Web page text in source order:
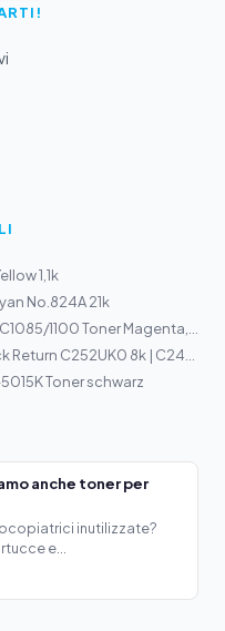
1,1k
No.824A 21k
Toner schwarz
anche toner per
inutilizzate?
e...